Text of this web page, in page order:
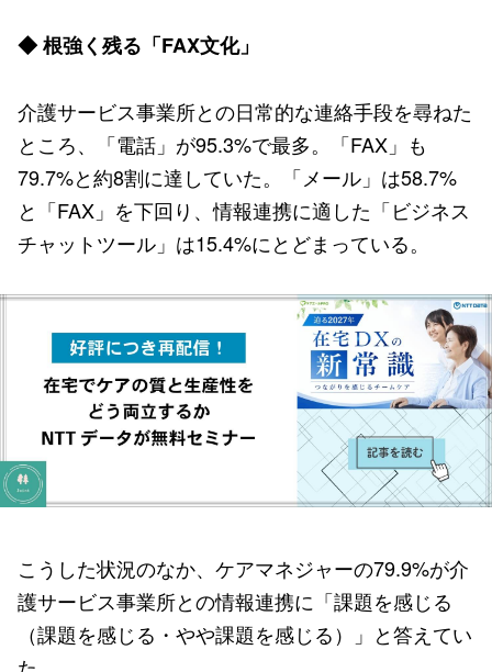
◆ 根強く残る「FAX文化」
介護サービス事業所との日常的な連絡手段を尋ねた
ところ、「電話」が95.3%で最多。「FAX」も
79.7%と約8割に達していた。「メール」は58.7%
と「FAX」を下回り、情報連携に適した「ビジネス
チャットツール」は15.4%にとどまっている。
こうした状況のなか、ケアマネジャーの79.9%が介
護サービス事業所との情報連携に「課題を感じる
（課題を感じる・やや課題を感じる）」と答えてい